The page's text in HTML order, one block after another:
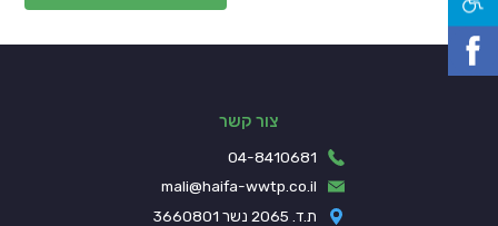
צור קשר
04-8410681
mali@haifa-wwtp.co.il
ת.ד. 2065 נשר 3660801